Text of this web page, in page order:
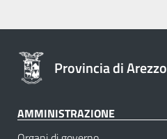
Provincia di Arezzo
AMMINISTRAZIONE